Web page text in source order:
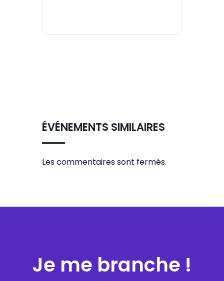
ÉVÉNEMENTS SIMILAIRES
Les commentaires sont fermés.
Je me branche !